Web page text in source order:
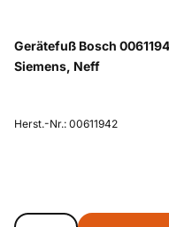
Gerätefuß Bosch
Siemens, Neff
Herst.-Nr.: 00611942